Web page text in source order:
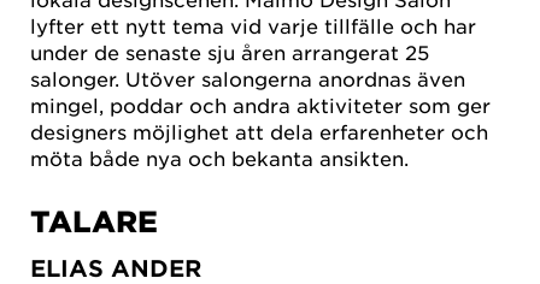
lyfter ett nytt tema vid varje tillfälle och har
under de senaste sju åren arrangerat 25
salonger. Utöver salongerna anordnas även
mingel, poddar och andra aktiviteter som ger
designers möjlighet att dela erfarenheter och
möta både nya och bekanta ansikten.
TALARE
ELIAS ANDER